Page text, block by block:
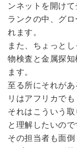
ンネットを開け
ランクの中、グ
れます。
また、ちょっと
物検査と金属探
ます。
至る所にそれが
リはアフリカで
それはこういう
と理解したいの
その担当者も面